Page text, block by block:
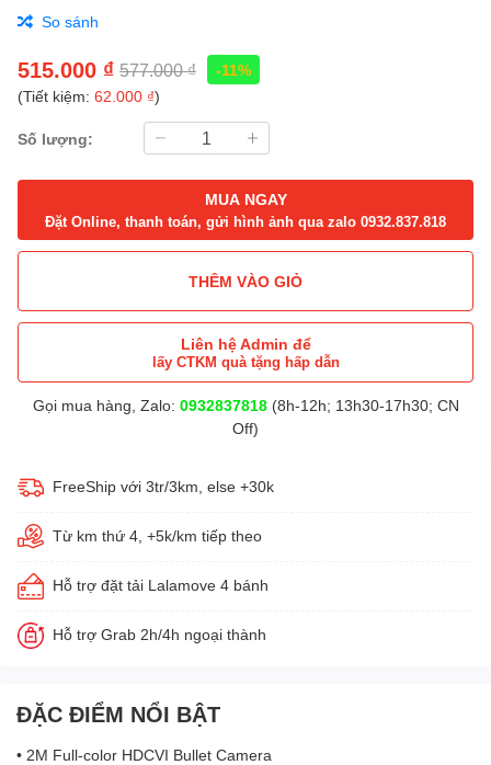
So sánh
515.000 ₫ 577.000 ₫
-11%
(Tiết kiệm: 62.000 ₫)
Số lượng:
MUA NGAY
Đặt Online, thanh toán, gửi hình ảnh qua zalo 0932.837.818
THÊM VÀO GIỎ
Liên hệ Admin để
lấy CTKM quà tặng hấp dẫn
Gọi mua hàng, Zalo: 0932837818(8h-12h; 13h30-17h30; CN
Off)
FreeShip với 3tr/3km, else +30k
Từ km thứ 4, +5k/km tiếp theo
Hỗ trợ đặt tải Lalamove 4 bánh
Hỗ trợ Grab 2h/4h ngoại thành
ĐẶC ĐIỂM NỔI BẬT
• 2M Full-color HDCVI Bullet Camera